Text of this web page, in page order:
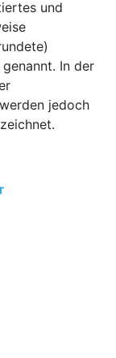
und
In der
jedoch